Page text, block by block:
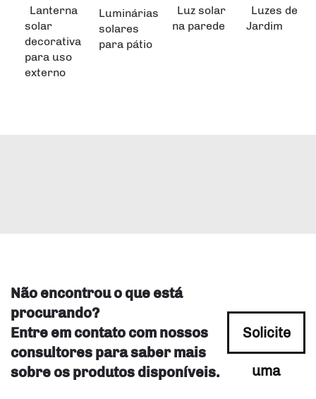
Lanterna
solar
decorativa
para uso
externo
Luminárias
solares
para pátio
Luz solar
na parede
Luzes de
Jardim
Não encontrou o que está
procurando?
Entre em contato com nossos
consultores para saber mais
sobre os produtos disponíveis.
Solicite
uma